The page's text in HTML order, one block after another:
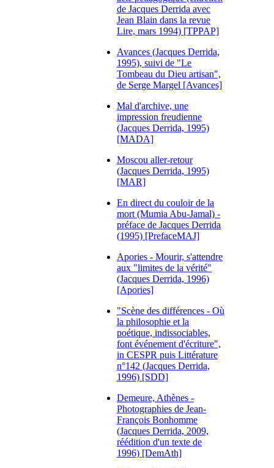
de Jacques Derrida avec
Jean Blain dans la revue
Lire, mars 1994) [TPPAP]
Avances (Jacques Derrida,
1995), suivi de "Le
Tombeau du Dieu artisan",
de Serge Margel [Avances]
Mal d'archive, une
impression freudienne
(Jacques Derrida, 1995)
[MADA]
Moscou aller-retour
(Jacques Derrida, 1995)
[MAR]
En direct du couloir de la
mort (Mumia Abu-Jamal) -
préface de Jacques Derrida
(1995) [PrefaceMAJ]
Apories - Mourir, s'attendre
aux "limites de la vérité"
(Jacques Derrida, 1996)
[Apories]
"Scène des différences - Où
la philosophie et la
poétique, indissociables,
font événement d'écriture",
in CESPR puis Littérature
n°142 (Jacques Derrida,
1996) [SDD]
Demeure, Athènes -
Photographies de Jean-
François Bonhomme
(Jacques Derrida, 2009,
réédition d'un texte de
1996) [DemAth]